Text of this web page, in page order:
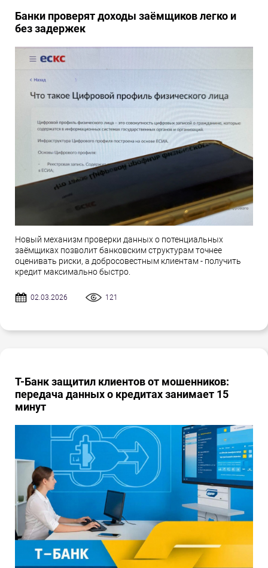
Банки проверят доходы заёмщиков легко и
без задержек
Новый механизм проверки данных о потенциальных
заёмщиках позволит банковским структурам точнее
оценивать риски, а добросовестным клиентам - получить
кредит максимально быстро.
02.03.2026 121
Т-Банк защитил клиентов от мошенников:
передача данных о кредитах занимает 15
минут